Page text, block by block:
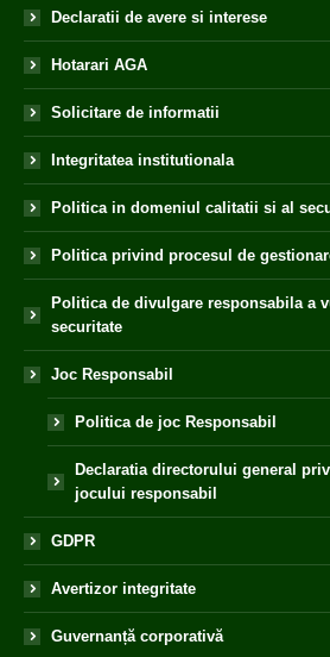
Declaratii de avere si interese
Hotarari AGA
Solicitare de informatii
Integritatea institutionala
Politica in domeniul calitatii si al
Politica privind procesul de
Politica de divulgare responsabila a
securitate
Joc Responsabil
Politica de joc Responsabil
Declaratia directorului general
jocului responsabil
GDPR
Avertizor integritate
Guvernanță corporativă